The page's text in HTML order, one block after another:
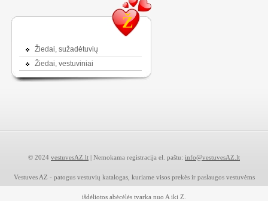
Ž
Žiedai, sužadėtuvių
Žiedai, vestuviniai
© 2024 vestuvesAZ.lt | Nemokama registracija el. paštu: info@vestuvesAZ.lt
Vestuves AZ - patogus vestuvių katalogas, kuriame visos prekės ir paslaugos vestuvėms
išdėliotos abėcėlės tvarka nuo A iki Z.